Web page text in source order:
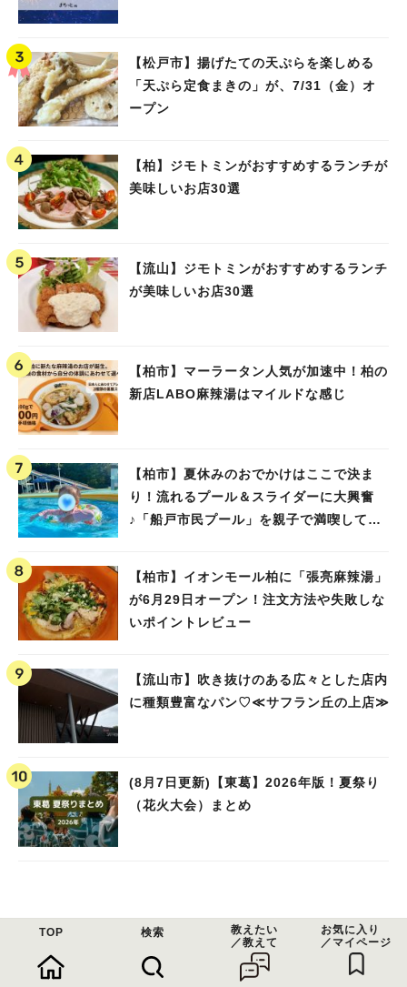
【松戸市】揚げたての天ぷらを楽しめる
「天ぷら定食まきの」が、7/31（金）オ
ープン
【柏】ジモトミンがおすすめするランチが
美味しいお店30選
【流山】ジモトミンがおすすめするランチ
が美味しいお店30選
【柏市】マーラータン人気が加速中！柏の
新店LABO麻辣湯はマイルドな感じ
【柏市】夏休みのおでかけはここで決ま
り！流れるプール＆スライダーに大興奮
♪「船戸市民プール」を親子で満喫してき
【柏市】イオンモール柏に「張亮麻辣湯」
が6月29日オープン！注文方法や失敗しな
いポイントレビュー
【流山市】吹き抜けのある広々とした店内
に種類豊富なパン♡≪サフラン丘の上店≫
(8月7日更新)【東葛】2026年版！夏祭り
（花火大会）まとめ
TOP 検索
教えたい
／教えて
お気に入り
／マイページ